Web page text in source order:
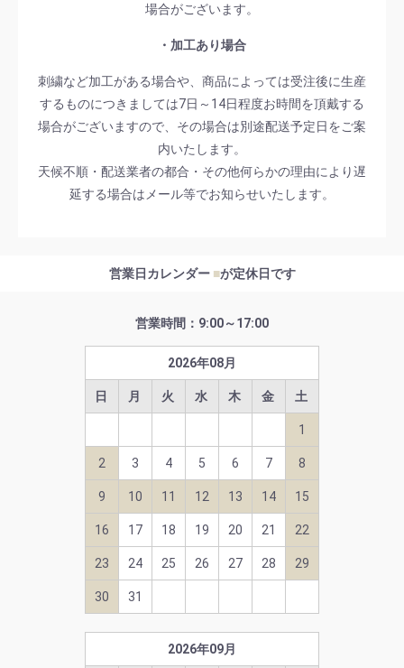
場合がございます。
・加工あり場合
刺繍など加工がある場合や、商品によっては受注後に生産
するものにつきましては7日～14日程度お時間を頂戴する
場合がございますので、その場合は別途配送予定日をご案
内いたします。
天候不順・配送業者の都合・その他何らかの理由により遅
延する場合はメール等でお知らせいたします。
営業日カレンダー ■が定休日です
営業時間：9:00～17:00
2026年08月
日 月 火 水 木 金 土
1
2 3 4 5 6 7 8
9 10 11 12 13 14 15
16 17 18 19 20 21 22
23 24 25 26 27 28 29
30 31
2026年09月